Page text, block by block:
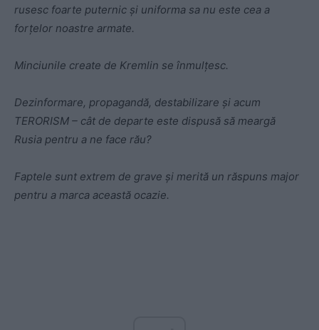
rusesc foarte puternic și uniforma sa nu este cea a
forțelor noastre armate.
Minciunile create de Kremlin se înmulțesc.
Dezinformare, propagandă, destabilizare și acum
TERORISM – cât de departe este dispusă să meargă
Rusia pentru a ne face rău?
Faptele sunt extrem de grave și merită un răspuns major
pentru a marca această ocazie.